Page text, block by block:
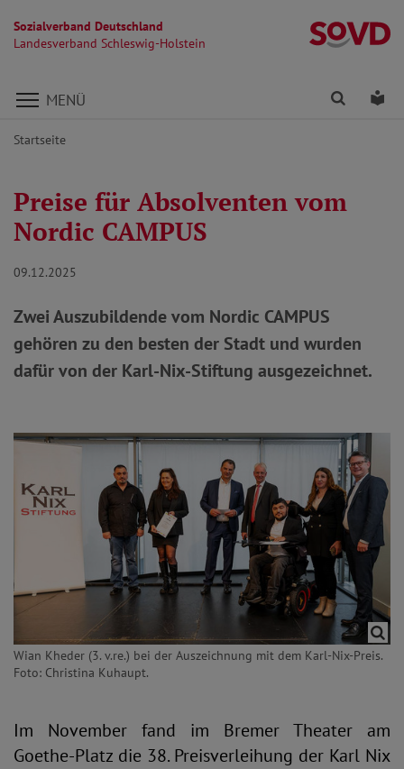
Sozialverband Deutschland
Landesverband Schleswig-Holstein
Direkt zu den Inhalten springen
MENÜ Finden
Startseite
Preise für Absolventen vom
Nordic CAMPUS
09.12.2025
Zwei Auszubildende vom Nordic CAMPUS
gehören zu den besten der Stadt und wurden
dafür von der Karl-Nix-Stiftung ausgezeichnet.
Wian Kheder (3. v.re.) bei der Auszeichnung mit dem Karl-Nix-Preis.
Foto: Christina Kuhaupt.
Im November fand im Bremer Theater am
Goethe-Platz die 38. Preisverleihung der Karl Nix